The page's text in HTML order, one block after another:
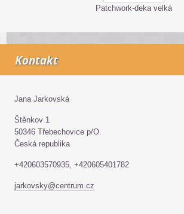
Patchwork-deka velká
Kontakt
Jana Jarkovská
Štěnkov 1
50346 Třebechovice p/O.
Česká republika
+420603570935, +420605401782
jarkovsky@centrum.cz